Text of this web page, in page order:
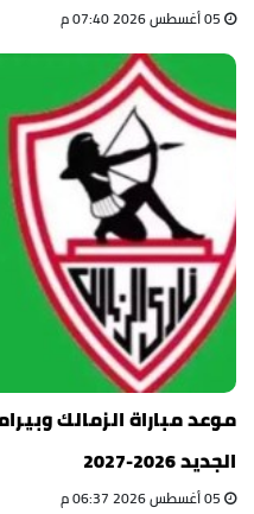
موعد مباراة الزمالك
الجديد 2026-2027